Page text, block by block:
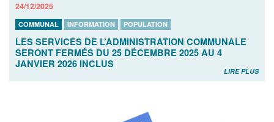
24/12/2025
COMMUNAL INFORMATION POPULATION
LES SERVICES DE L’ADMINISTRATION COMMUNALE
SERONT FERMÉS DU 25 DÉCEMBRE 2025 AU 4
JANVIER 2026 INCLUS
LIRE PLUS